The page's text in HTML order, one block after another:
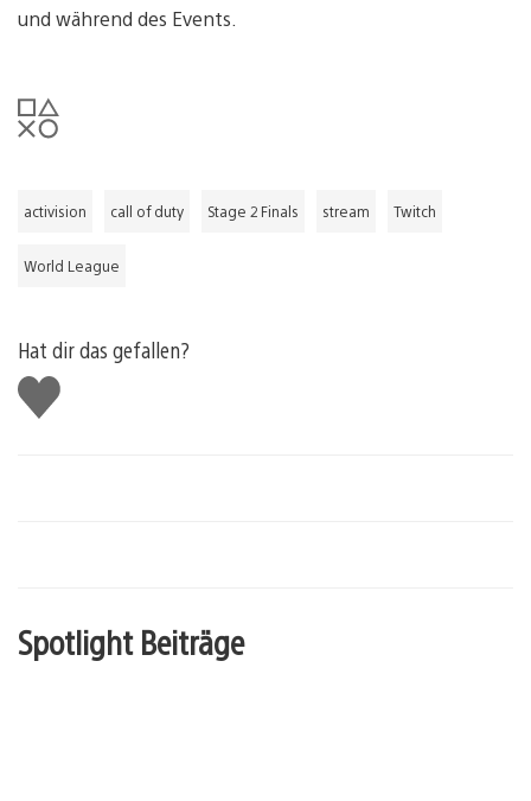
und während des Events.
activision call of duty Stage 2 Finals stream Twitch
World League
Hat dir das gefallen?
Gefällt
mir
Spotlight Beiträge